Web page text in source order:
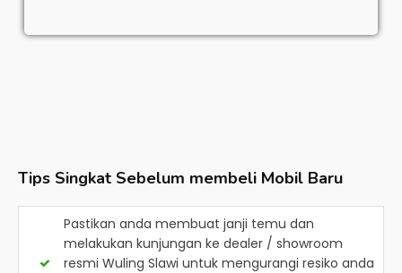
Tips Singkat Sebelum membeli Mobil Baru
Pastikan anda membuat janji temu dan
melakukan kunjungan ke dealer / showroom
resmi Wuling Slawi untuk mengurangi resiko anda